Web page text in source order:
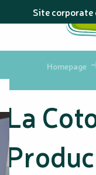
au
principal
Site corporate
Homepage
La